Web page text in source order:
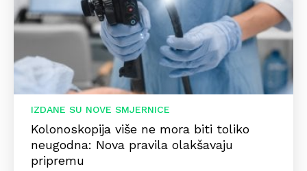
IZDANE SU NOVE SMJERNICE
Kolonoskopija više ne mora biti toliko
neugodna: Nova pravila olakšavaju
pripremu